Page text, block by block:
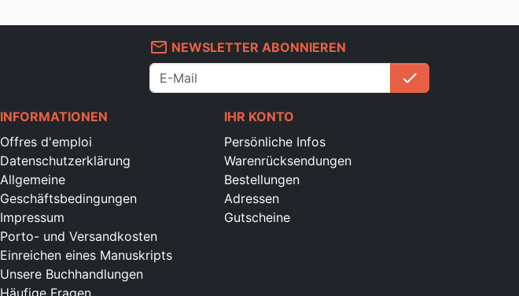
mail_outline NEWSLETTER ABONNIEREN
check
INFORMATIONEN
Offres d'emploi
Datenschutzerklärung
Allgemeine
Geschäftsbedingungen
Impressum
Porto- und Versandkosten
Einreichen eines Manuskripts
Unsere Buchhandlungen
Häufige Fragen
IHR KONTO
Persönliche Infos
Warenrücksendungen
Bestellungen
Adressen
Gutscheine